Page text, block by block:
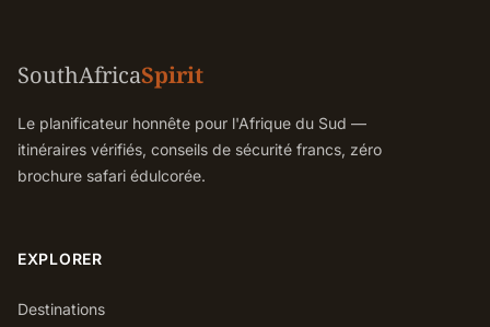
SouthAfricaSpirit
Le planificateur honnête pour l'Afrique du Sud —
itinéraires vérifiés, conseils de sécurité francs, zéro
brochure safari édulcorée.
EXPLORER
Destinations